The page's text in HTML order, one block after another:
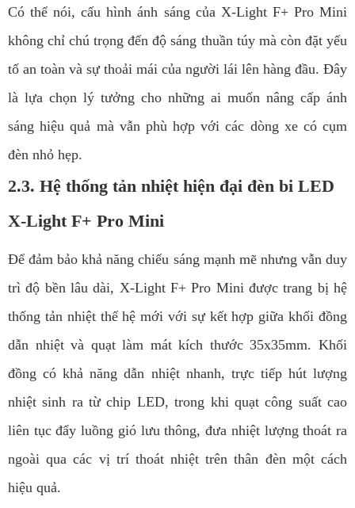
Có thể nói, cấu hình ánh sáng của X-Light F+ Pro Mini
không chỉ chú trọng đến độ sáng thuần túy mà còn đặt yếu
tố an toàn và sự thoải mái của người lái lên hàng đầu. Đây
là lựa chọn lý tưởng cho những ai muốn nâng cấp ánh
sáng hiệu quả mà vẫn phù hợp với các dòng xe có cụm
đèn nhỏ hẹp.
2.3. Hệ thống tản nhiệt hiện đại đèn bi LED
X-Light F+ Pro Mini
Để đảm bảo khả năng chiếu sáng mạnh mẽ nhưng vẫn duy
trì độ bền lâu dài, X-Light F+ Pro Mini được trang bị hệ
thống tản nhiệt thế hệ mới với sự kết hợp giữa khối đồng
dẫn nhiệt và quạt làm mát kích thước 35x35mm. Khối
đồng có khả năng dẫn nhiệt nhanh, trực tiếp hút lượng
nhiệt sinh ra từ chip LED, trong khi quạt công suất cao
liên tục đẩy luồng gió lưu thông, đưa nhiệt lượng thoát ra
ngoài qua các vị trí thoát nhiệt trên thân đèn một cách
hiệu quả.